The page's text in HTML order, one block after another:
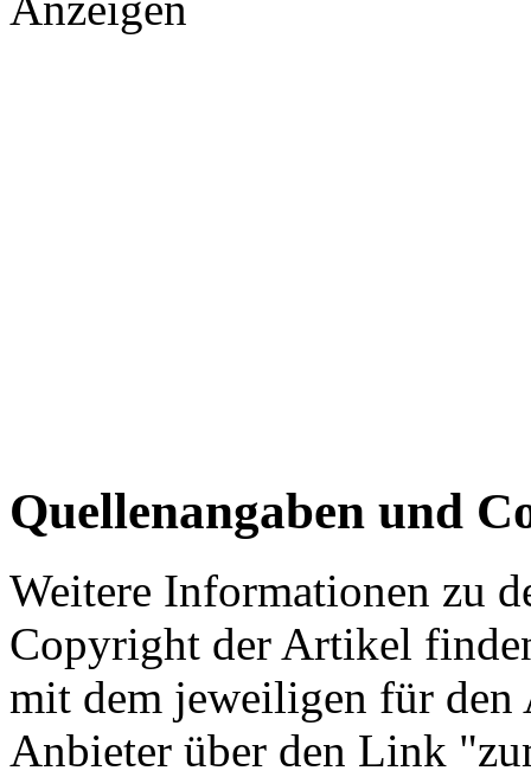
Quellenangaben und
Weitere Informationen zu
Copyright der Artikel
mit dem jeweiligen für
Anbieter über den Link